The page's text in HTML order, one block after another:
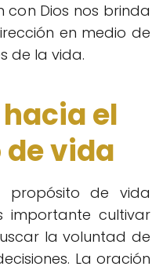
con Dios nos brinda
en medio de
de la vida.
el
vida
propósito de vida
importante cultivar
la voluntad de
La oración